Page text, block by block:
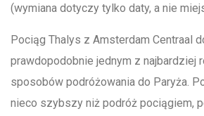
(wymiana dotyczy tylko daty, a nie
Pociąg Thalys z Amsterdam Centraal
prawdopodobnie jednym z najbardziej
sposobów podróżowania do Paryża.
nieco szybszy niż podróż pociągiem,